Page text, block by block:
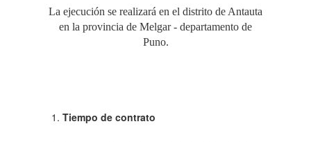
La ejecución se realizará en el distrito de Antauta
en la provincia de Melgar - departamento de
Puno.
Tiempo de contrato